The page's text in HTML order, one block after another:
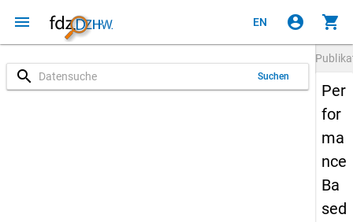
menu EN account_circle shopping_cart
search Suchen
Per
for
ma
nce
Ba
sed